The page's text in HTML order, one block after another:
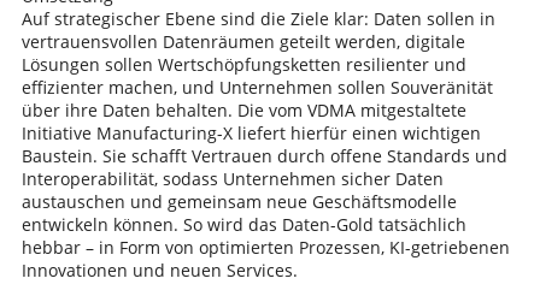
Auf strategischer Ebene sind die Ziele klar: Daten sollen in
vertrauensvollen Datenräumen geteilt werden, digitale
Lösungen sollen Wertschöpfungsketten resilienter und
effizienter machen, und Unternehmen sollen Souveränität
über ihre Daten behalten. Die vom VDMA mitgestaltete
Initiative Manufacturing-X liefert hierfür einen wichtigen
Baustein. Sie schafft Vertrauen durch offene Standards und
Interoperabilität, sodass Unternehmen sicher Daten
austauschen und gemeinsam neue Geschäftsmodelle
entwickeln können. So wird das Daten-Gold tatsächlich
hebbar – in Form von optimierten Prozessen, KI-getriebenen
Innovationen und neuen Services.